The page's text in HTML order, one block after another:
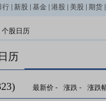
行 新股 基金 港股 美股 期货
个股日历
历
最新价 - 涨跌 - 涨跌